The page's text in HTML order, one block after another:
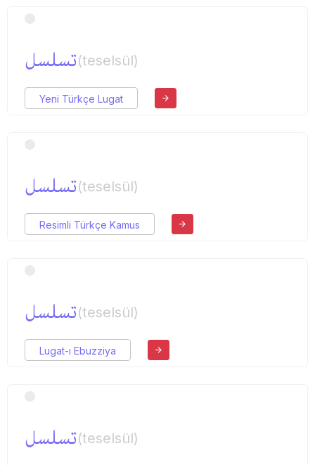
تسلسل(teselsül)
Yeni Türkçe Lugat
تسلسل(teselsül)
Resimli Türkçe Kamus
تسلسل(teselsül)
Lugat-ı Ebuzziya
تسلسل(teselsül)